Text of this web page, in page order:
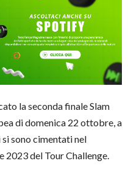
la seconda finale Slam
di domenica 22 ottobre, a
sono cimentati nel
2023 del Tour Challenge.